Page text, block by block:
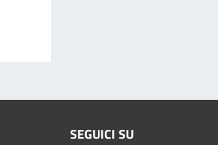
SEGUICI SU